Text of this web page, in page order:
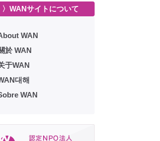
〉WANサイトについて
WAN
於 WAN
于WAN
대해
WAN